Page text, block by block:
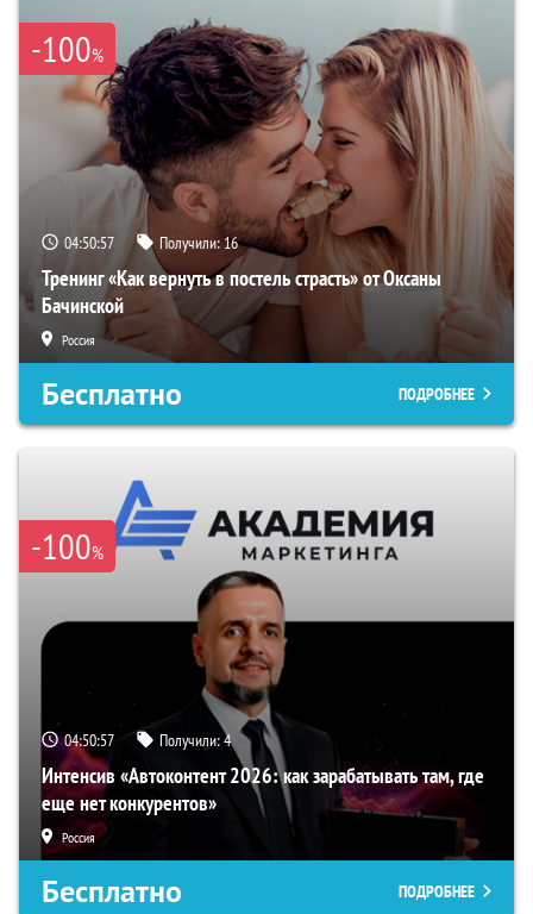
-100%
04:50:56 Получили:16
Тренинг «Как вернуть в постель страсть» от Оксаны
Бачинской
Россия
Бесплатно ПОДРОБНЕЕ
-100%
04:50:56 Получили:4
Интенсив «Автоконтент 2026: как зарабатывать там, где
еще нет конкурентов»
Россия
Бесплатно ПОДРОБНЕЕ